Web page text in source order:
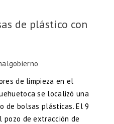
de plástico con
de limpieza en el
se localizó una
de bolsas plásticas. El 9
pozo de extracción de